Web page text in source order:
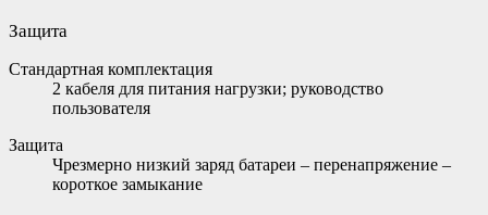
Защита
Стандартная комплектация
2 кабеля для питания нагрузки; руководство
пользователя
Защита
Чрезмерно низкий заряд батареи – перенапряжение –
короткое замыкание